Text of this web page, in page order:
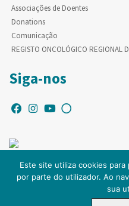
Associações de Doentes
Donations
Comunicação
REGISTO ONCOLÓGICO REGIONAL
Siga-nos
© Copyright IPO-PORTO. Todos os
Este site utiliza cookies
por parte do utilizador. Ao
sua